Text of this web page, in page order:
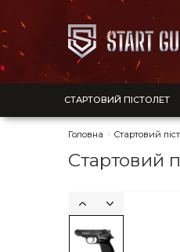
СТАРТОВИЙ ПІСТОЛЕТ
Головна Стартовий
Стартовий